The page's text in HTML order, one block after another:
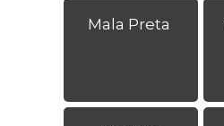
Mala Preta